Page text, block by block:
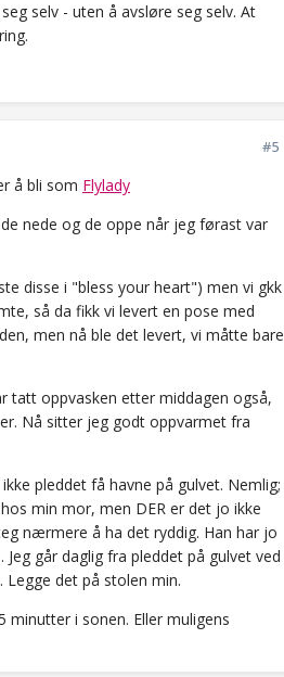
selv - uten å avsløre seg selv. At
#5
å bli som Flylady
nede og de oppe når jeg førast var
disse i "bless your heart") men vi gkk
så da fikk vi levert en pose med
men nå ble det levert, vi måtte bare
tatt oppvasken etter middagen også,
Nå sitter jeg godt oppvarmet fra
pleddet få havne på gulvet. Nemlig;
min mor, men DER er det jo ikke
nærmere å ha det ryddig. Han har jo
går daglig fra pleddet på gulvet ved
det på stolen min.
minutter i sonen. Eller muligens